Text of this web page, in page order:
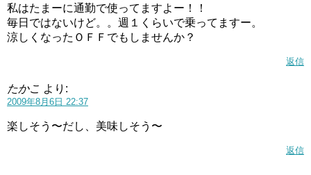
私はたまーに通勤で使ってますよー！！
毎日ではないけど。。週１くらいで乗ってますー。
涼しくなったＯＦＦでもしませんか？
返信
たかこ より:
2009年8月6日 22:37
楽しそう〜だし、美味しそう〜
返信